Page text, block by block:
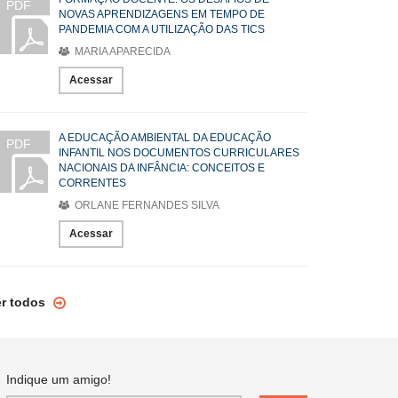
PDF
NOVAS APRENDIZAGENS EM TEMPO DE
PANDEMIA COM A UTILIZAÇÃO DAS TICS
MARIA APARECIDA
Acessar
PDF
A EDUCAÇÃO AMBIENTAL DA EDUCAÇÃO
INFANTIL NOS DOCUMENTOS CURRICULARES
NACIONAIS DA INFÂNCIA: CONCEITOS E
CORRENTES
ORLANE FERNANDES SILVA
Acessar
todos
Indique um amigo!